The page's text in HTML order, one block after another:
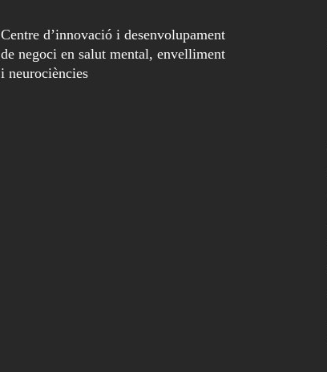
Centre d’innovació i desenvolupament
de negoci en salut mental, envelliment
i neurociències